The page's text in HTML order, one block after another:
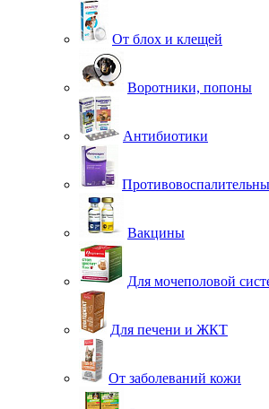
От блох и клещей
Воротники, попоны
Антибиотики
Вакцины
Для мочеполовой
Для печени и ЖКТ
От заболеваний кожи